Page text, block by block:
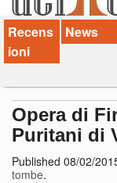
dT in English
Recens
ioni
News
Opera di
Puritani di
Published 08/02/
tombe.